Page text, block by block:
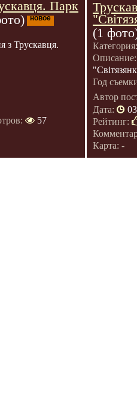
Парк
новое
з Трускавця.
57
(1
Категория:
Описание:
Год
Автор
Дата:
Рейтинг:
Карта: -